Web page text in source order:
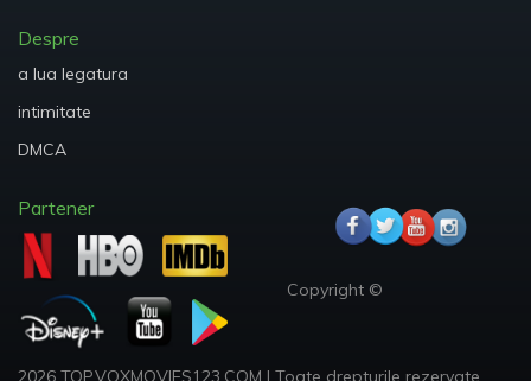
Despre
a lua legatura
intimitate
DMCA
Partener
Copyright ©
2026 TOP.VOXMOVIES123.COM | Toate drepturile rezervate